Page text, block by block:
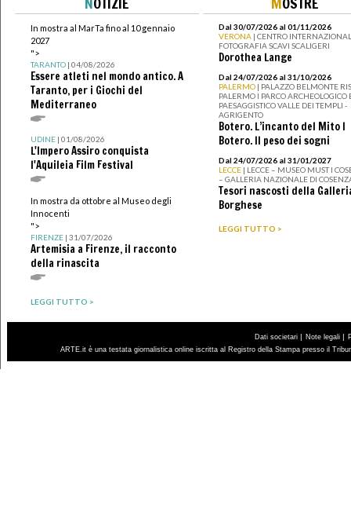
In mostra al MarTa fino al 10 gennaio
2027
">
TARANTO| 04/08/2026
Essere atleti nel mondo antico. A
Taranto, per i Giochi del
Mediterraneo
UDINE| 01/08/2026
L'Impero Assiro conquista
l'Aquileia Film Festival
In mostra da ottobre al Museo degli
Innocenti
">
FIRENZE| 31/07/2026
Artemisia a Firenze, il racconto
della rinascita
LEGGI TUTTO >
Dal 30/07/2026 al 01/11/2026
VERONA | CENTRO
FOTOGRAFIA SCAVI SCALIGERI
Dorothea Lange
Dal 24/07/2026 al 31/10/2026
PALERMO | PALAZZO BELMONTE
PALERMO I PARCO ARCHEOLOGICO
PAESAGGISTICO VALLE DEI TEMPLI -
AGRIGENTO
Botero. L’incanto del Mito I
Botero. Il peso dei sogni
Dal 24/07/2026 al 31/01/2027
LECCE | LECCE – MUSEO MUST I
– GALLERIA NAZIONALE DI
Tesori nascosti della
Borghese
LEGGI TUTTO >
Dati societari | Note legali |
ARTE.it è una testata giornalistica online iscritta al Registro della Stampa presso il